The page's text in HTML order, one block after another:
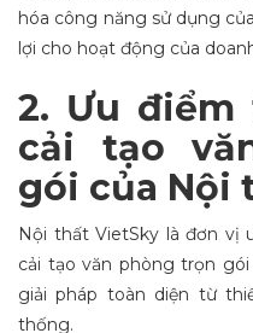
hóa công năng sử dụng
lợi cho hoạt động của
2. Ưu
cải tạo
gói của Nội
Nội thất VietSky là đơn vị
cải tạo văn phòng trọn
giải pháp toàn diện từ
thống.